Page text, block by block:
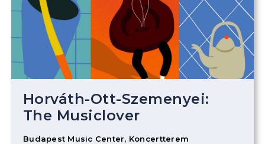
Horváth-Ott-Szemenyei:
The Musiclover
Budapest Music Center, Koncertterem